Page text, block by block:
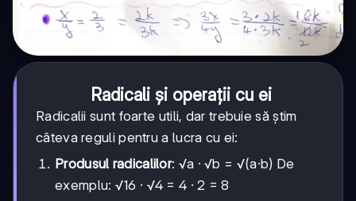
Radicali și operații cu ei
Radicalii sunt foarte utili, dar trebuie să știm
câteva reguli pentru a lucra cu ei:
Produsul radicalilor: √a · √b = √(a·b) De
exemplu: √16 · √4 = 4 · 2 = 8